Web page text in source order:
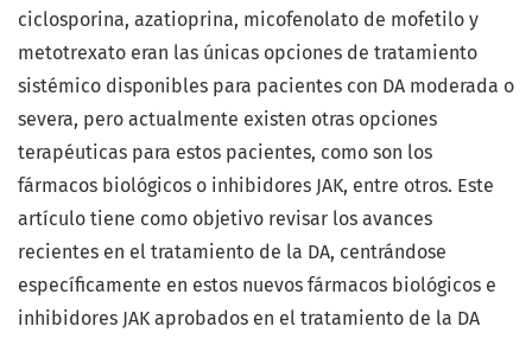
ciclosporina, azatioprina, micofenolato de mofetilo y
metotrexato eran las únicas opciones de tratamiento
sistémico disponibles para pacientes con DA moderada o
severa, pero actualmente existen otras opciones
terapéuticas para estos pacientes, como son los
fármacos biológicos o inhibidores JAK, entre otros. Este
artículo tiene como objetivo revisar los avances
recientes en el tratamiento de la DA, centrándose
específicamente en estos nuevos fármacos biológicos e
inhibidores JAK aprobados en el tratamiento de la DA